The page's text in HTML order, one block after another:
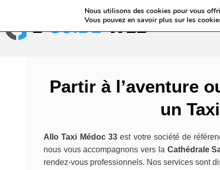
Annuaires &
Partir à l’aventure
un
Allo Taxi Médoc 33est votre société de
nous vous accompagnons vers la Cathédrale
rendez-vous professionnels. Nos services sont
Nous utilisons des cookies pour vous
Vous pouvez en savoir plus sur les